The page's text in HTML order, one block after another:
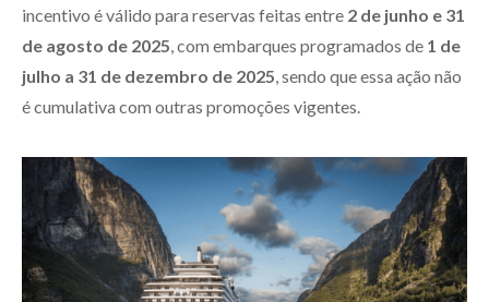
incentivo é válido para reservas feitas entre 2 de junho e 31
de agosto de 2025 , com embarques programados de 1 de
julho a 31 de dezembro de 2025 , sendo que essa ação não
é cumulativa com outras promoções vigentes.